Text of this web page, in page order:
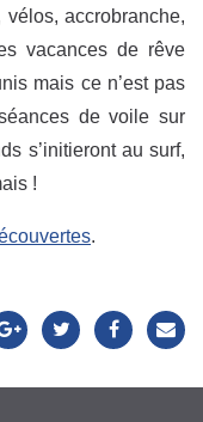
accrobranche,
vacances de rêve
mais ce n’est pas
de voile sur
s’initieront au surf,
!
.